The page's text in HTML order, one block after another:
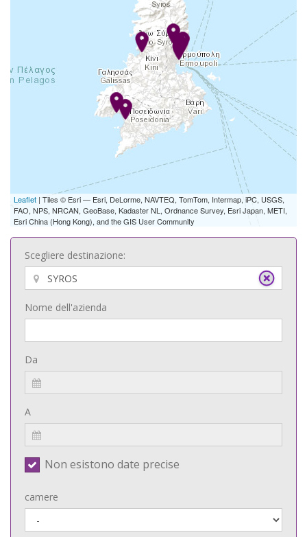
Leaflet | Tiles © Esri — Esri, DeLorme, NAVTEQ, TomTom, Intermap, iPC, USGS,
FAO, NPS, NRCAN, GeoBase, Kadaster NL, Ordnance Survey, Esri Japan, METI,
Esri China (Hong Kong), and the GIS User Community
Scegliere destinazione:
Nome dell'azienda
Da
A
Non esistono date precise
camere